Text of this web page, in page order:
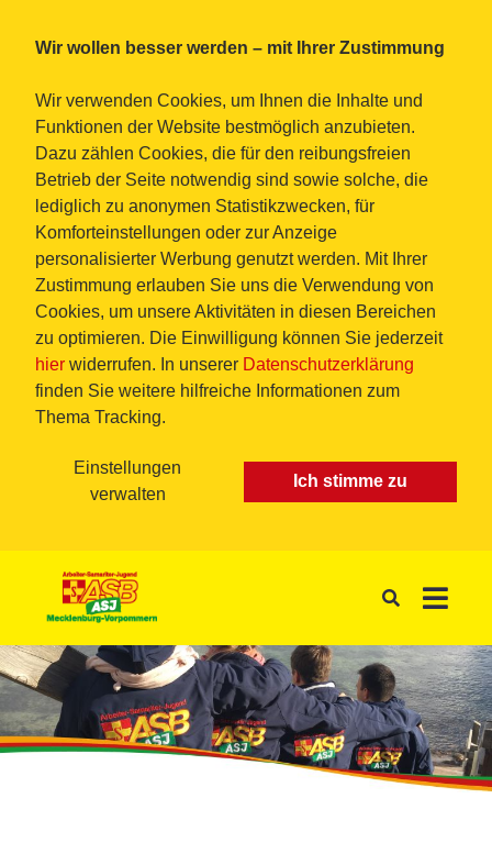
Wir wollen besser werden – mit Ihrer Zustimmung
Wir verwenden Cookies, um Ihnen die Inhalte und
Funktionen der Website bestmöglich anzubieten.
Dazu zählen Cookies, die für den reibungsfreien
Betrieb der Seite notwendig sind sowie solche, die
lediglich zu anonymen Statistikzwecken, für
Komforteinstellungen oder zur Anzeige
personalisierter Werbung genutzt werden. Mit Ihrer
Zustimmung erlauben Sie uns die Verwendung von
Cookies, um unsere Aktivitäten in diesen Bereichen
zu optimieren. Die Einwilligung können Sie jederzeit
hier widerrufen. In unserer Datenschutzerklärung
finden Sie weitere hilfreiche Informationen zum
Thema Tracking.
Einstellungen
verwalten
Ich stimme zu